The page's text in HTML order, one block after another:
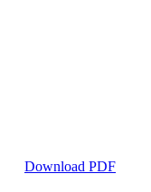
Download PDF